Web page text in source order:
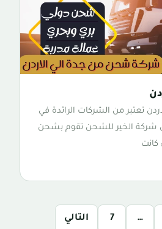
تعتبر من الشركات الرائدة في
شركة الخير للشحن تقوم بشحن
كانت
…
7 التالي